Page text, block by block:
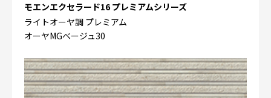
モエンエクセラード16 プレミアムシリーズ
ライトオーヤ調 プレミアム
オーヤMGベージュ30